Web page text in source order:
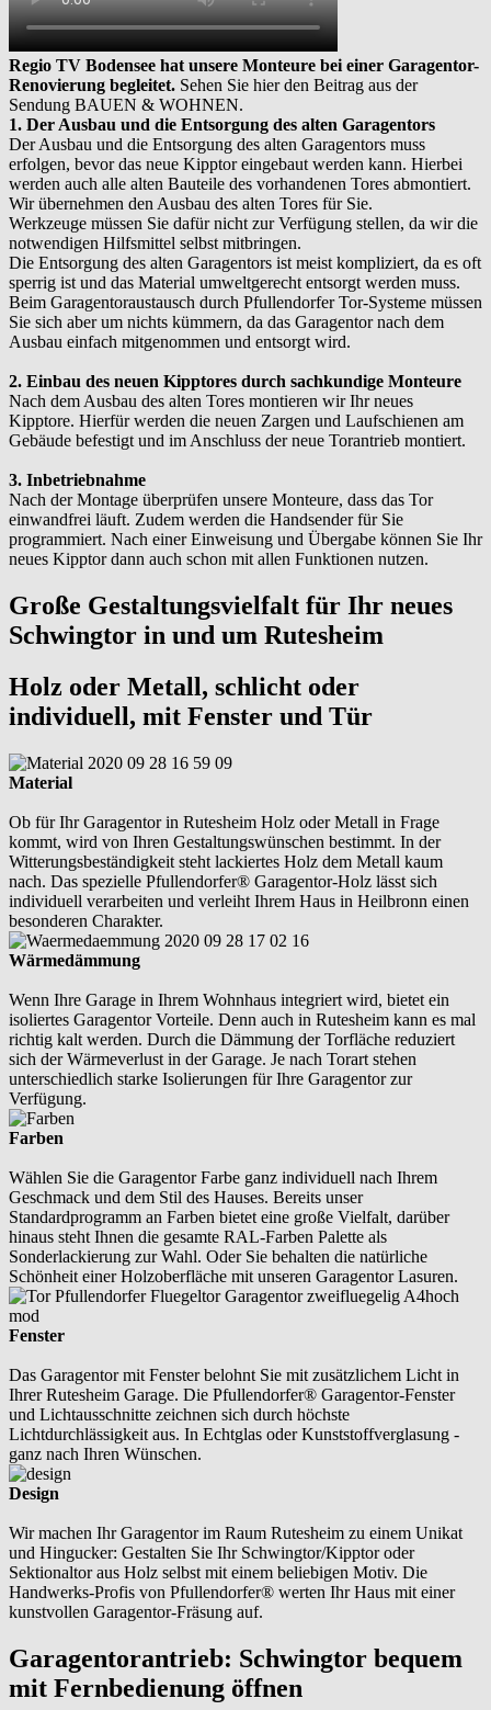
Regio TV Bodensee hat unsere Monteure bei einer Garagentor-
Renovierung begleitet. Sehen Sie hier den Beitrag aus der
Sendung BAUEN & WOHNEN.
1. Der Ausbau und die Entsorgung des alten Garagentors
Der Ausbau und die Entsorgung des alten Garagentors muss
erfolgen, bevor das neue Kipptor eingebaut werden kann. Hierbei
werden auch alle alten Bauteile des vorhandenen Tores abmontiert.
Wir übernehmen den Ausbau des alten Tores für Sie.
Werkzeuge müssen Sie dafür nicht zur Verfügung stellen, da wir die
notwendigen Hilfsmittel selbst mitbringen.
Die Entsorgung des alten Garagentors ist meist kompliziert, da es oft
sperrig ist und das Material umweltgerecht entsorgt werden muss.
Beim Garagentoraustausch durch Pfullendorfer Tor-Systeme müssen
Sie sich aber um nichts kümmern, da das Garagentor nach dem
Ausbau einfach mitgenommen und entsorgt wird.
2. Einbau des neuen Kipptores durch sachkundige Monteure
Nach dem Ausbau des alten Tores montieren wir Ihr neues
Kipptore. Hierfür werden die neuen Zargen und Laufschienen am
Gebäude befestigt und im Anschluss der neue Torantrieb montiert.
3. Inbetriebnahme
Nach der Montage überprüfen unsere Monteure, dass das Tor
einwandfrei läuft. Zudem werden die Handsender für Sie
programmiert. Nach einer Einweisung und Übergabe können Sie Ihr
neues Kipptor dann auch schon mit allen Funktionen nutzen.
Große Gestaltungsvielfalt für Ihr neues
Schwingtor in und um Rutesheim
Holz oder Metall, schlicht oder
individuell, mit Fenster und Tür
Material
Ob für Ihr Garagentor in Rutesheim Holz oder Metall in Frage
kommt, wird von Ihren Gestaltungswünschen bestimmt. In der
Witterungsbeständigkeit steht lackiertes Holz dem Metall kaum
nach. Das spezielle Pfullendorfer® Garagentor-Holz lässt sich
individuell verarbeiten und verleiht Ihrem Haus in Heilbronn einen
besonderen Charakter.
Wärmedämmung
Wenn Ihre Garage in Ihrem Wohnhaus integriert wird, bietet ein
isoliertes Garagentor Vorteile. Denn auch in Rutesheim kann es mal
richtig kalt werden. Durch die Dämmung der Torfläche reduziert
sich der Wärmeverlust in der Garage. Je nach Torart stehen
unterschiedlich starke Isolierungen für Ihre Garagentor zur
Verfügung.
Farben
Wählen Sie die Garagentor Farbe ganz individuell nach Ihrem
Geschmack und dem Stil des Hauses. Bereits unser
Standardprogramm an Farben bietet eine große Vielfalt, darüber
hinaus steht Ihnen die gesamte RAL-Farben Palette als
Sonderlackierung zur Wahl. Oder Sie behalten die natürliche
Schönheit einer Holzoberfläche mit unseren Garagentor Lasuren.
Fenster
Das Garagentor mit Fenster belohnt Sie mit zusätzlichem Licht in
Ihrer Rutesheim Garage. Die Pfullendorfer® Garagentor-Fenster
und Lichtausschnitte zeichnen sich durch höchste
Lichtdurchlässigkeit aus. In Echtglas oder Kunststoffverglasung -
ganz nach Ihren Wünschen.
Design
Wir machen Ihr Garagentor im Raum Rutesheim zu einem Unikat
und Hingucker: Gestalten Sie Ihr Schwingtor/Kipptor oder
Sektionaltor aus Holz selbst mit einem beliebigen Motiv. Die
Handwerks-Profis von Pfullendorfer® werten Ihr Haus mit einer
kunstvollen Garagentor-Fräsung auf.
Garagentorantrieb: Schwingtor bequem
mit Fernbedienung öffnen